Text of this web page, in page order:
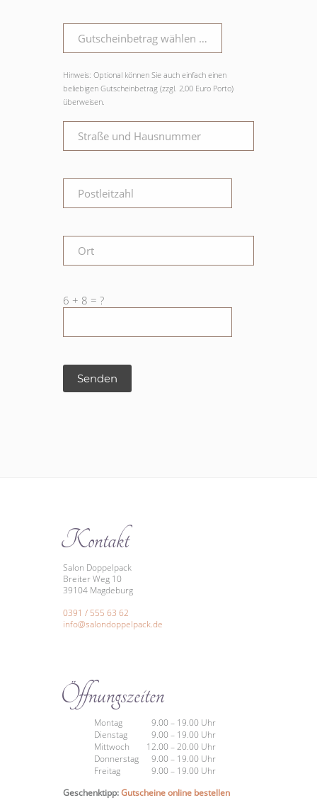
Hinweis: Optional können Sie auch einfach einen
beliebigen Gutscheinbetrag (zzgl. 2,00 Euro Porto)
überweisen.
6 + 8 = ?
Kontakt
Salon Doppelpack
Breiter Weg 10
39104 Magdeburg
0391 / 555 63 62
info@salondoppelpack.de
Öffnungszeiten
Montag
9.00 – 19.00 Uhr
Dienstag
9.00 – 19.00 Uhr
Mittwoch
12.00 – 20.00 Uhr
Donnerstag
9.00 – 19.00 Uhr
Freitag
9.00 – 19.00 Uhr
Geschenktipp:Gutscheine online bestellen